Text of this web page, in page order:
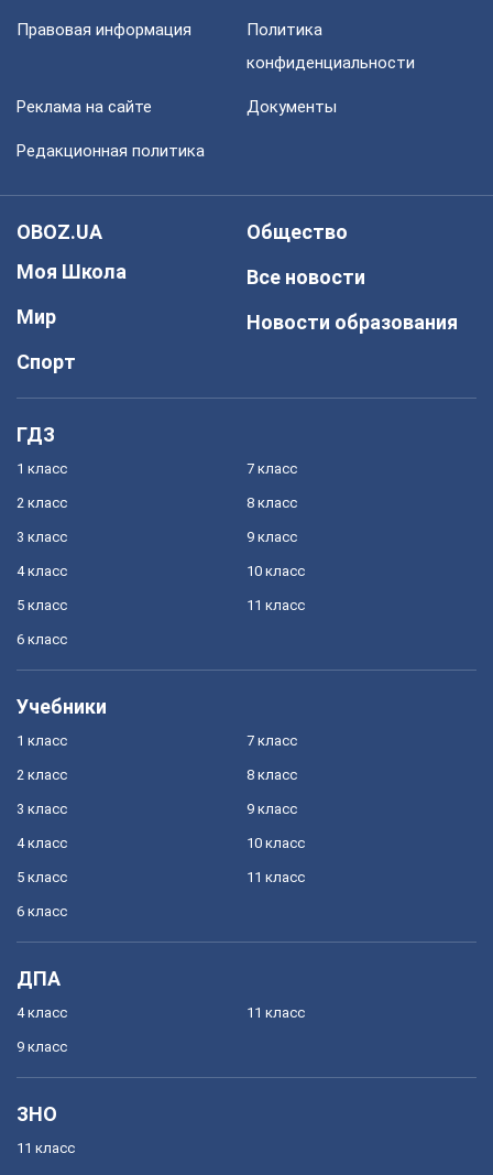
Правовая информация
Политика
конфиденциальности
Реклама на сайте Документы
Редакционная политика
OBOZ.UA
Моя Школа
Мир
Спорт
Общество
Все новости
Новости образования
ГДЗ
1 класс
2 класс
3 класс
4 класс
5 класс
6 класс
7 класс
8 класс
9 класс
10 класс
11 класс
Учебники
1 класс
2 класс
3 класс
4 класс
5 класс
6 класс
7 класс
8 класс
9 класс
10 класс
11 класс
ДПА
4 класс
9 класс
11 класс
ЗНО
11 класс